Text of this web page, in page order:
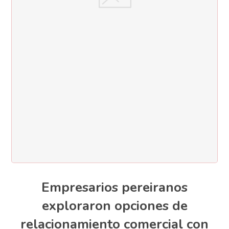
Empresarios pereiranos
exploraron opciones de
relacionamiento comercial con